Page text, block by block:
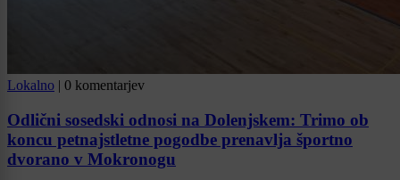
Lokalno | 0 komentarjev
Odlični sosedski odnosi na Dolenjskem: Trimo ob
koncu petnajstletne pogodbe prenavlja športno
dvorano v Mokronogu